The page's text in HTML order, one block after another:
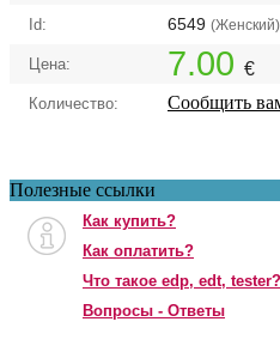
Id: 6549 (Женский)
Цена: 7.00 €
Количество: Сообщить
Полезные ссылки
Как купить?
Как оплатить?
Что такое edp, edt, tester?
Вопросы - Ответы